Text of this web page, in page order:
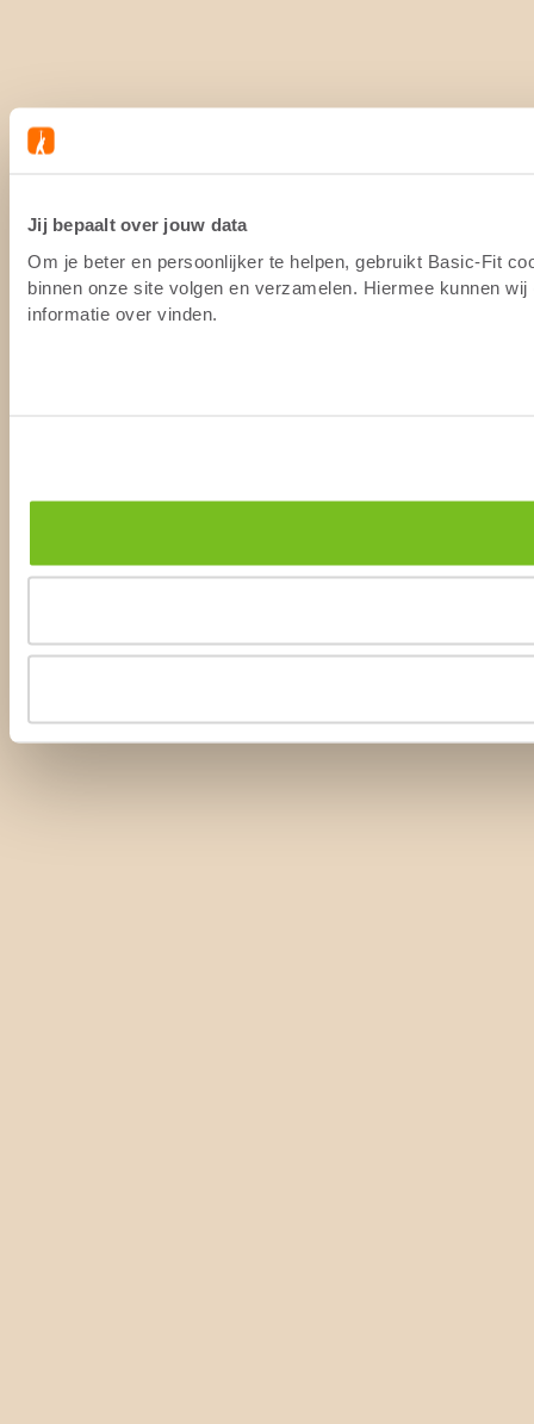
Jij bepaalt over jouw data
Om je beter en persoonlijker te helpen, gebruikt Basic-Fit
binnen onze site volgen en verzamelen. Hiermee kunnen
informatie over vinden.